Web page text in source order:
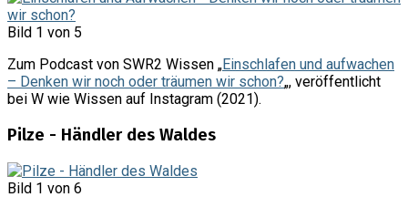
Bild 1 von 5
Zum Podcast von SWR2 Wissen „Einschlafen und aufwachen
– Denken wir noch oder träumen wir schon?„, veröffentlicht
bei W wie Wissen auf Instagram (2021).
Pilze - Händler des Waldes
Bild 1 von 6